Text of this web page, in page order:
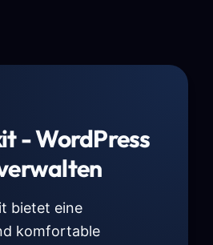
- WordPress
bietet eine
komfortable